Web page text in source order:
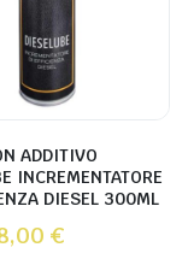
ADDITIVO
INCREMENTATORE
DIESEL 300ML
€